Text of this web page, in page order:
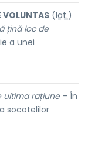
VOLUNTAS (lat.)
țină loc de
a unei
ultima rațiune– În
socotelilor